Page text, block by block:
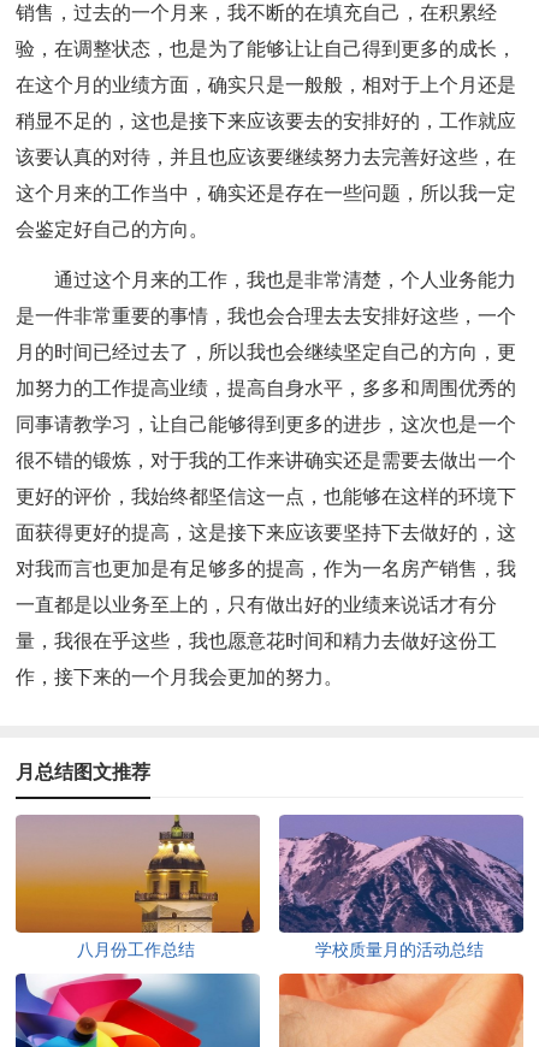
销售，过去的一个月来，我不断的在填充自己，在积累经
验，在调整状态，也是为了能够让让自己得到更多的成长，
在这个月的业绩方面，确实只是一般般，相对于上个月还是
稍显不足的，这也是接下来应该要去的安排好的，工作就应
该要认真的对待，并且也应该要继续努力去完善好这些，在
这个月来的工作当中，确实还是存在一些问题，所以我一定
会鉴定好自己的方向。
通过这个月来的工作，我也是非常清楚，个人业务能力
是一件非常重要的事情，我也会合理去去安排好这些，一个
月的时间已经过去了，所以我也会继续坚定自己的方向，更
加努力的工作提高业绩，提高自身水平，多多和周围优秀的
同事请教学习，让自己能够得到更多的进步，这次也是一个
很不错的锻炼，对于我的工作来讲确实还是需要去做出一个
更好的评价，我始终都坚信这一点，也能够在这样的环境下
面获得更好的提高，这是接下来应该要坚持下去做好的，这
对我而言也更加是有足够多的提高，作为一名房产销售，我
一直都是以业务至上的，只有做出好的业绩来说话才有分
量，我很在乎这些，我也愿意花时间和精力去做好这份工
作，接下来的一个月我会更加的努力。
月总结图文推荐
八月份工作总结 学校质量月的活动总结